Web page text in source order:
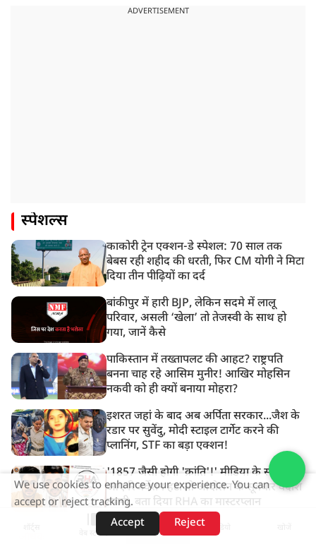
ADVERTISEMENT
स्पेशल्स
काकोरी ट्रेन एक्शन-डे स्पेशल: 70 साल तक
बेबस रही शहीद की धरती, फिर CM योगी ने मिटा
दिया तीन पीढ़ियों का दर्द
बांकीपुर में हारी BJP, लेकिन सदमे में लालू
परिवार, असली ‘खेला’ तो तेजस्वी के साथ हो
गया, जानें कैसे
पाकिस्तान में तख्तापलट की आहट? राष्ट्रपति
बनना चाह रहे आसिम मुनीर! आखिर मोहसिन
नकवी को ही क्यों बनाया मोहरा?
इशरत जहां के बाद अब अर्पिता सरकार...जैश के
रडार पर सुवेंदु, मोदी स्टाइल टार्गेट करने की
प्लानिंग, STF का बड़ा एक्शन!
'1857 जैसी होगी 'क्रांति'!' मीडिया के सामने
आए रिजर्वेशन हटाओ आंदोलन के सूत्रधार वेदांश
त्यागी, बता दिया RHA का मास्टरप्लान
वेब स्टोरीज़
We use cookies to enhance your experience. You can
accept or reject tracking.
Accept
Reject